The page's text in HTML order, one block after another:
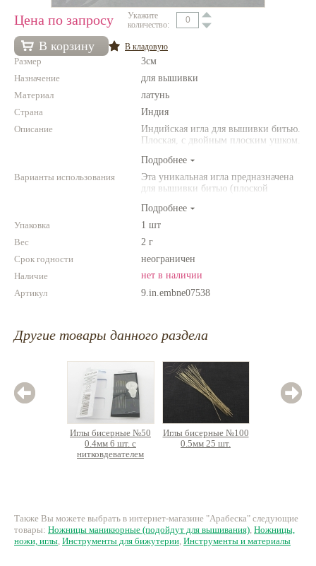
Проволока
Натуральные камни
Каталог
Фотофорум
Цена по запросу
Укажите
количество:
В корзину В кладовую
Размер
3см
Назначение
для вышивки
Материал
латунь
Страна
Индия
Описание
Индийская игла для вышивки битью.
Плоская, с двойным плоским ушком.
Подробнее
Варианты использования
Эта уникальная игла предназначена
для вышивки битью (плоской
для вышивки в техниках Мукаиш
(Мукеш, Мукейш) и Чиканкари.
Подробнее
Упаковка
1 шт
Вес
2 г
Срок годности
неограничен
Наличие
нет в наличии
Артикул
9.in.embne07538
Другие товары данного раздела
Иглы бисерные №50
0.4мм 6 шт. с
нитковдевателем
Иглы бисерные №100
0.5мм 25 шт.
Также Вы можете выбрать в интернет-магазине "Арабеска" следующие
товары: Ножницы маникюрные (подойдут для вышивания), Ножницы,
ножи, иглы, Инструменты для бижутерии, Инструменты и материалы